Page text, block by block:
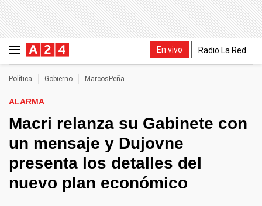
En vivo Radio La Red
Política Gobierno MarcosPeña
ALARMA
Macri relanza su Gabinete con
un mensaje y Dujovne
presenta los detalles del
nuevo plan económico